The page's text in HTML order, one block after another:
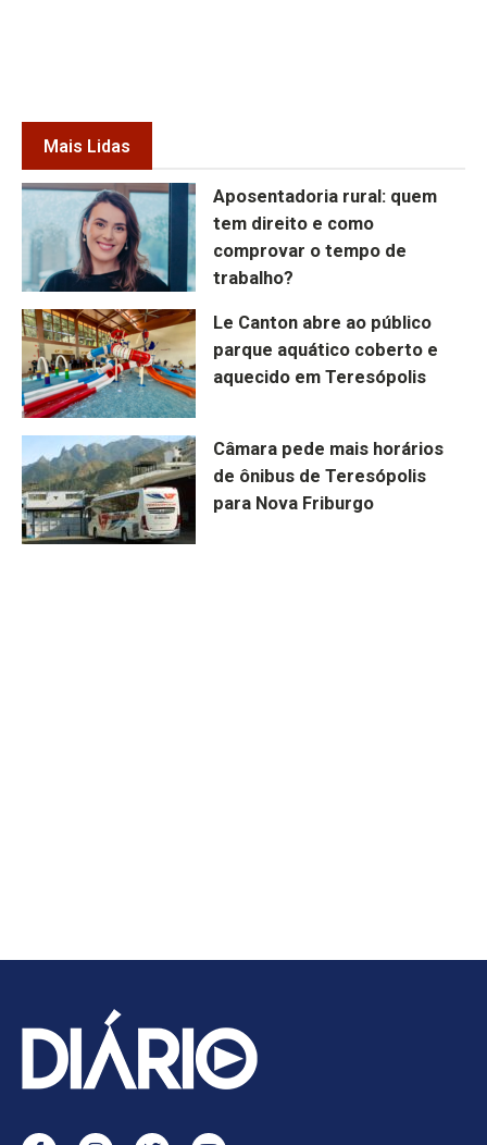
Mais Lidas
Aposentadoria rural: quem
tem direito e como
comprovar o tempo de
trabalho?
Le Canton abre ao público
parque aquático coberto e
aquecido em Teresópolis
Câmara pede mais horários
de ônibus de Teresópolis
para Nova Friburgo